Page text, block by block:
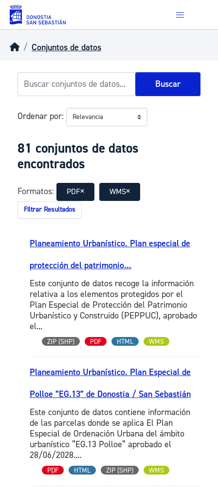
Skip to main content
Conjuntos de datos
Buscar
Ordenar por
81 conjuntos de datos
encontrados
Formatos: PDF WMS
Filtrar Resultados
Planeamiento Urbanístico. Plan especial de
protección del patrimonio...
Este conjunto de datos recoge la información
relativa a los elementos protegidos por el
Plan Especial de Protección del Patrimonio
Urbanístico y Construido (PEPPUC), aprobado
el...
ZIP (SHP) PDF HTML WMS
Planeamiento Urbanístico. Plan Especial de
Polloe “EG.13” de Donostia / San Sebastián
Este conjunto de datos contiene información
de las parcelas donde se aplica El Plan
Especial de Ordenación Urbana del ámbito
urbanístico “EG.13 Polloe” aprobado el
28/06/2028....
PDF HTML ZIP (SHP) WMS